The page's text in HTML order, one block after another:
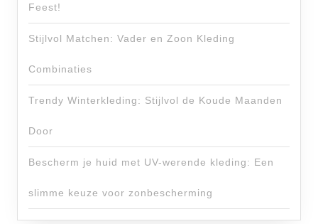
Feest!
Stijlvol Matchen: Vader en Zoon Kleding
Combinaties
Trendy Winterkleding: Stijlvol de Koude Maanden
Door
Bescherm je huid met UV-werende kleding: Een
slimme keuze voor zonbescherming